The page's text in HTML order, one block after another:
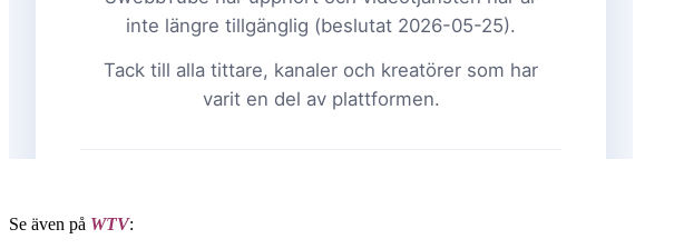
Se även på WTV: